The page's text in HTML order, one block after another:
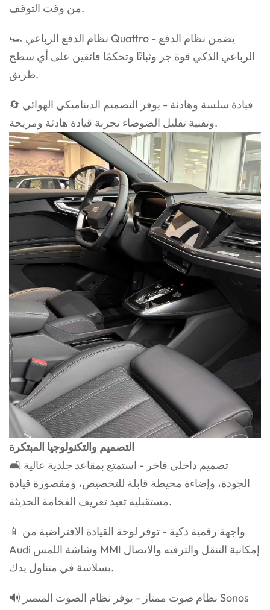
من وقت التوقف.
🏎️ نظام الدفع الرباعي Quattro - يضمن نظام الدفع
الرباعي الذكي قوة جر وثباتًا وتحكمًا فائقين على أي سطح
طريق.
🔄 قيادة سلسة وهادئة - يوفر التصميم الديناميكي الهوائي
وتقنية تقليل الضوضاء تجربة قيادة هادئة ومريحة.
التصميم والتكنولوجيا المبتكرة
🛋️ تصميم داخلي فاخر - استمتع بمقاعد جلدية عالية
الجودة، وإضاءة محيطة قابلة للتخصيص، ومقصورة قيادة
مستقبلية تعيد تعريف الفخامة الحديثة.
📱 واجهة رقمية ذكية - توفر لوحة القيادة الافتراضية من
Audi وشاشة اللمس MMI إمكانية التنقل والترفيه والاتصال
بسلاسة في متناول يدك.
🔊 نظام صوت ممتاز - يوفر نظام الصوت المتميز Sonos